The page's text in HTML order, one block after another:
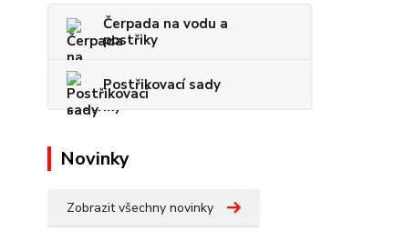
Čerpada na vodu a
postřiky
Postřikovací sady
Novinky
Zobrazit všechny novinky